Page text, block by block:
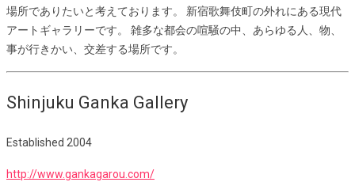
場所でありたいと考えております。 新宿歌舞伎町の外れにある現代
アートギャラリーです。 雑多な都会の喧騒の中、あらゆる人、物、
事が行きかい、交差する場所です。
Shinjuku Ganka Gallery
Established 2004
http://www.gankagarou.com/